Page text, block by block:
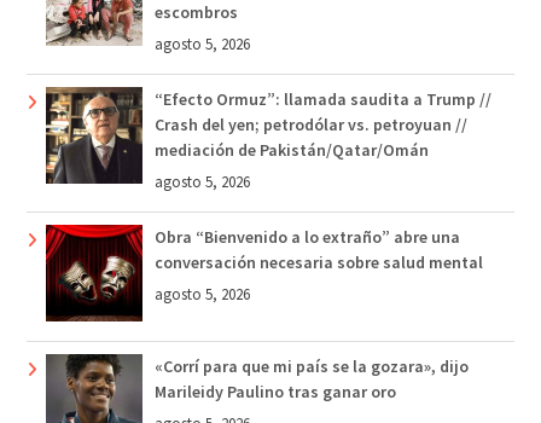
escombros
agosto 5, 2026
“Efecto Ormuz”: llamada saudita a Trump //
Crash del yen; petrodólar vs. petroyuan //
mediación de Pakistán/Qatar/Omán
agosto 5, 2026
Obra “Bienvenido a lo extraño” abre una
conversación necesaria sobre salud mental
agosto 5, 2026
«Corrí para que mi país se la gozara», dijo
Marileidy Paulino tras ganar oro